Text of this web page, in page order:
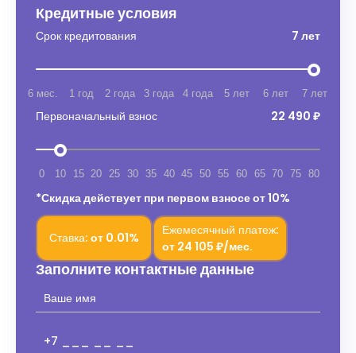
Кредитные условия
Срок кредитования 7 лет
6 мес. 1 год 2 года 3 года 4 года 5 лет 6 лет 7 лет
Первоначальный взнос 22 490 ₽
0 10 15 20 25 30 35 40 45 50 55 60 65 70 75 80
*Скидка действует при первом взносе от 10%
Ставка: от 0.01%
Ежемесячный платеж:
от 24 105 ₽/мес.
Заполните контактные данные